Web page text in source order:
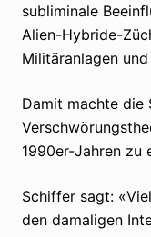
subliminale
Alien-Hybride-
Militäranlagen
Damit machte die
1990er-Jahren zu
Schiffer sagt:
den damaligen